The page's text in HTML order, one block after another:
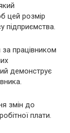
цей розмір
підприємства.
працівником
демонструє
змін до
плати.